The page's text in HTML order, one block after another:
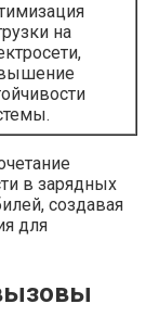
на
в зарядных
создавая
для